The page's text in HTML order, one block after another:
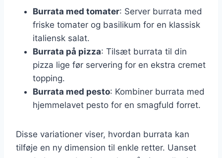
Burrata med tomater: Server burrata med
friske tomater og basilikum for en klassisk
italiensk salat.
Burrata på pizza: Tilsæt burrata til din
pizza lige før servering for en ekstra cremet
topping.
Burrata med pesto: Kombiner burrata med
hjemmelavet pesto for en smagfuld forret.
Disse variationer viser, hvordan burrata kan
tilføje en ny dimension til enkle retter. Uanset